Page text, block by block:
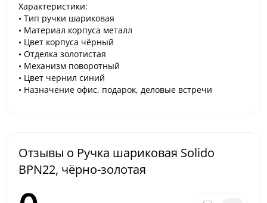
Характеристики:
• Тип ручки шариковая
• Материал корпуса металл
• Цвет корпуса чёрный
• Отделка золотистая
• Механизм поворотный
• Цвет чернил синий
• Назначение офис, подарок, деловые встречи
Отзывы о Ручка шариковая Solido
BPN22, чёрно-золотая